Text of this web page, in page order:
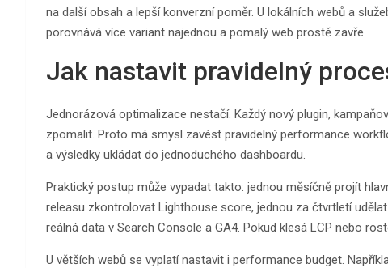
na další obsah a lepší konverzní poměr. U lokálních webů a
porovnává více variant najednou a pomalý web prostě zavře.
Jak nastavit pravidelný
Jednorázová optimalizace nestačí. Každý nový plugin,
zpomalit. Proto má smysl zavést pravidelný performance
a výsledky ukládat do jednoduchého dashboardu.
Praktický postup může vypadat takto: jednou měsíčně projít
releasu zkontrolovat Lighthouse score, jednou za čtvrtletí
reálná data v Search Console a GA4. Pokud klesá LCP nebo
U větších webů se vyplatí nastavit i performance budget.